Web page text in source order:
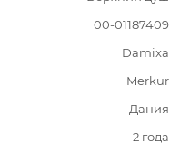
00-01187409
Damixa
Merkur
Дания
2 года